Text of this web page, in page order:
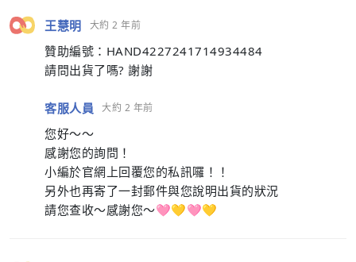
王慧明 大約 2 年前
贊助編號：HAND4227241714934484
請問出貨了嗎? 謝謝
客服人員 大約 2 年前
您好～～
感謝您的詢問！
小編於官網上回覆您的私訊囉！！
另外也再寄了一封郵件與您說明出貨的狀況
請您查收～感謝您～🩷💛🩷💛